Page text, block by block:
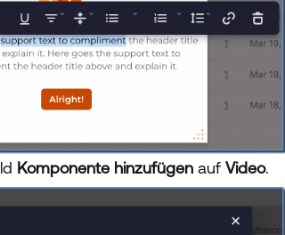
Komponente hinzufügen auf Video.